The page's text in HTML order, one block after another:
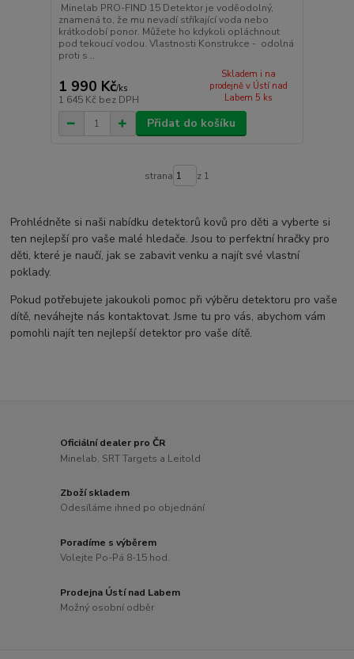
Minelab PRO-FIND 15 Detektor je voděodolný,
znamená to, že mu nevadí stříkající voda nebo
krátkodobí ponor. Můžete ho kdykoli opláchnout
pod tekoucí vodou. Vlastnosti Konstrukce - odolná
proti s...
1 990 Kč/ks
1 645 Kč bez DPH
Skladem i na
prodejně v Ústí nad
Labem 5 ks
Přidat do košíku
strana z 1
Prohlédněte si naši nabídku detektorů kovů pro děti a vyberte si
ten nejlepší pro vaše malé hledače. Jsou to perfektní hračky pro
děti, které je naučí, jak se zabavit venku a najít své vlastní
poklady.
Pokud potřebujete jakoukoli pomoc při výběru detektoru pro vaše
dítě, neváhejte nás kontaktovat. Jsme tu pro vás, abychom vám
pomohli najít ten nejlepší detektor pro vaše dítě.
Oficiální dealer pro ČR
Minelab, SRT Targets a Leitold
Zboží skladem
Odesíláme ihned po objednání
Poradíme s výběrem
Volejte Po-Pá 8-15 hod.
Prodejna Ústí nad Labem
Možný osobní odběr